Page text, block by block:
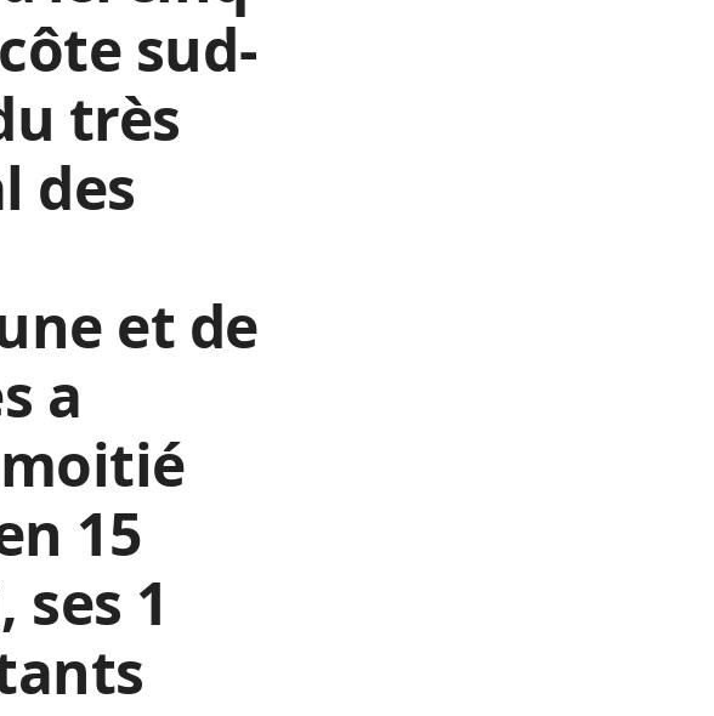
sud-
très
des
et de
a
15
1